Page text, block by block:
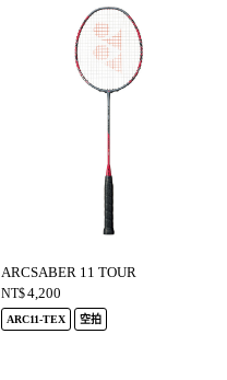
ARCSABER 11 TOUR
NT$4,200
ARC11-TEX 空拍